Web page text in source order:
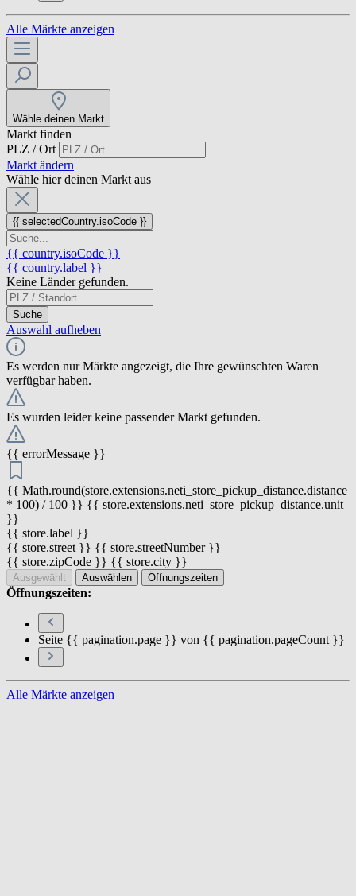
Alle Märkte anzeigen
Wähle deinen Markt
Markt finden
PLZ / Ort
Markt ändern
Wähle hier deinen Markt aus
{{ selectedCountry.isoCode }}
{{ country.isoCode }}
{{ country.label }}
Keine Länder gefunden.
Suche
Auswahl aufheben
Es werden nur Märkte angezeigt, die Ihre gewünschten Waren
verfügbar haben.
Es wurden leider keine passender Markt gefunden.
{{ errorMessage }}
{{ Math.round(store.extensions.neti_store_pickup_distance.distance
* 100) / 100 }} {{ store.extensions.neti_store_pickup_distance.unit
}}
{{ store.label }}
{{ store.street }} {{ store.streetNumber }}
{{ store.zipCode }} {{ store.city }}
Ausgewählt Auswählen Öffnungszeiten
Öffnungszeiten:
Seite {{ pagination.page }} von {{ pagination.pageCount }}
Alle Märkte anzeigen